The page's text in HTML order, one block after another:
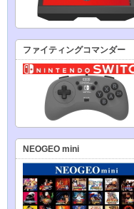
ファイティングコマンダー
NEOGEO mini